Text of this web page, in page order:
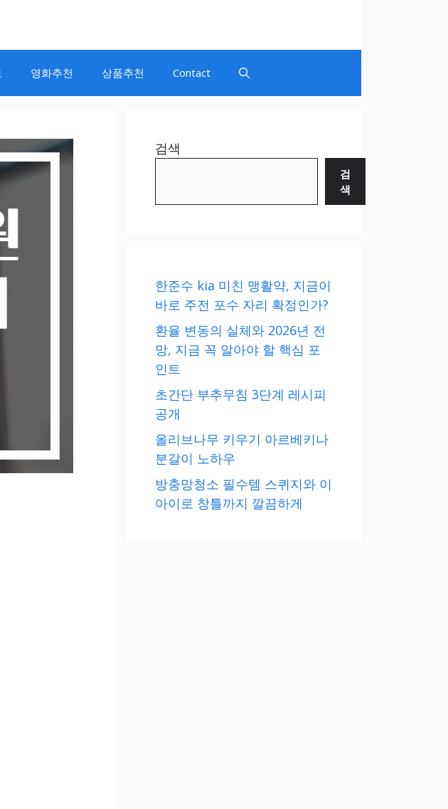
영화추천 상품추천 Contact
검색
검
색
한준수 kia 미친 맹활약, 지금이
바로 주전 포수 자리 확정인가?
환율 변동의 실체와 2026년 전
망, 지금 꼭 알아야 할 핵심 포
인트
초간단 부추무침 3단계 레시피
공개
올리브나무 키우기 아르베키나
분갈이 노하우
방충망청소 필수템 스퀴지와 이
아이로 창틀까지 깔끔하게